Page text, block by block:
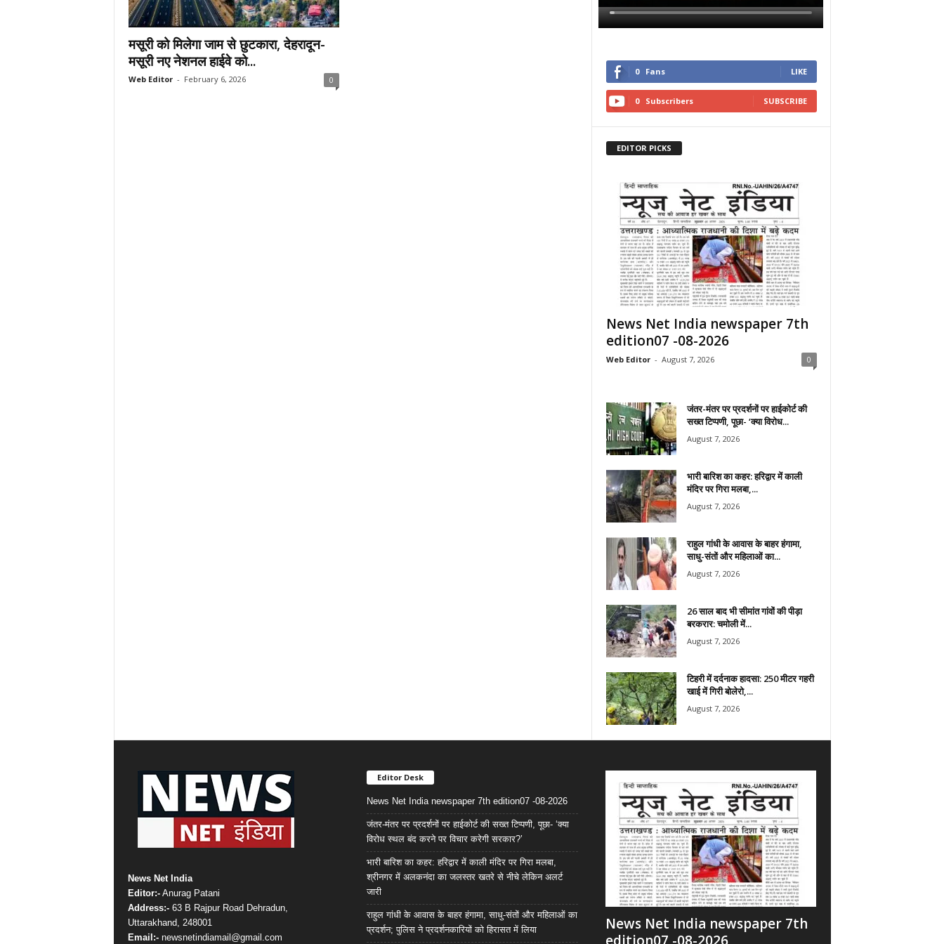
मसूरी को मिलेगा जाम से छुटकारा, देहरादून-
मसूरी नए नेशनल हाईवे को...
Web Editor - February 6, 2026 0
0 Fans LIKE
0 Subscribers SUBSCRIBE
EDITOR PICKS
News Net India newspaper 7th
edition07 -08-2026
Web Editor - August 7, 2026 0
जंतर-मंतर पर प्रदर्शनों पर हाईकोर्ट की
सख्त टिप्पणी, पूछा- ‘क्या विरोध...
August 7, 2026
भारी बारिश का कहर: हरिद्वार में काली
मंदिर पर गिरा मलबा,...
August 7, 2026
राहुल गांधी के आवास के बाहर हंगामा,
साधु-संतों और महिलाओं का...
August 7, 2026
26 साल बाद भी सीमांत गांवों की पीड़ा
बरकरार: चमोली में...
August 7, 2026
टिहरी में दर्दनाक हादसा: 250 मीटर गहरी
खाई में गिरी बोलेरो,...
August 7, 2026
News Net India
Editor:-Anurag Patani
Address:-63 B Rajpur Road Dehradun,
Uttarakhand, 248001
Email:-newsnetindiamail@gmail.com
Editor Desk
News Net India newspaper 7th edition07 -08-2026
जंतर-मंतर पर प्रदर्शनों पर हाईकोर्ट की सख्त टिप्पणी, पूछा- ‘क्या
विरोध स्थल बंद करने पर विचार करेगी सरकार?’
भारी बारिश का कहर: हरिद्वार में काली मंदिर पर गिरा मलबा,
श्रीनगर में अलकनंदा का जलस्तर खतरे से नीचे लेकिन अलर्ट
जारी
राहुल गांधी के आवास के बाहर हंगामा, साधु-संतों और महिलाओं का
प्रदर्शन; पुलिस ने प्रदर्शनकारियों को हिरासत में लिया
News Net India newspaper 7th